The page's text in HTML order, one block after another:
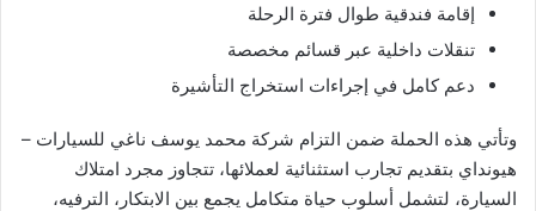
إقامة فندقية طوال فترة الرحلة
تنقلات داخلية عبر قسائم مخصصة
دعم كامل في إجراءات استخراج التأشيرة
وتأتي هذه الحملة ضمن التزام شركة محمد يوسف ناغي للسيارات –
هيونداي بتقديم تجارب استثنائية لعملائها، تتجاوز مجرد امتلاك
السيارة، لتشمل أسلوب حياة متكامل يجمع بين الابتكار، الترفيه،